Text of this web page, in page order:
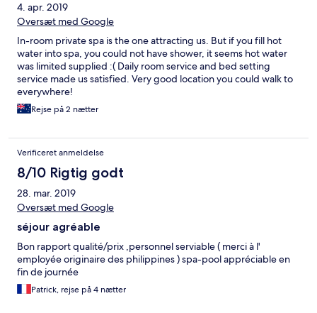
4. apr. 2019
Oversæt med Google
In-room private spa is the one attracting us. But if you fill hot
water into spa, you could not have shower, it seems hot water
was limited supplied :( Daily room service and bed setting
service made us satisfied. Very good location you could walk to
everywhere!
Rejse på 2 nætter
Verificeret anmeldelse
8/10 Rigtig godt
28. mar. 2019
Oversæt med Google
séjour agréable
Bon rapport qualité/prix ,personnel serviable ( merci à l'
employée originaire des philippines ) spa-pool appréciable en
fin de journée
Patrick, rejse på 4 nætter